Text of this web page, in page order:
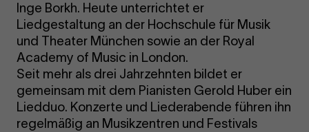
Inge Borkh. Heute unterrichtet er
Liedgestaltung an der Hochschule für Musik
und Theater München sowie an der Royal
Academy of Music in London.
Seit mehr als drei Jahrzehnten bildet er
gemeinsam mit dem Pianisten Gerold Huber ein
Liedduo. Konzerte und Liederabende führen ihn
regelmäßig an Musikzentren und Festivals